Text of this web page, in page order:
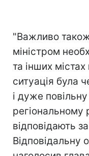
"Важливо
міністром
та інших
ситуація була
і дуже
регіональному
відповідають
Відповідальну